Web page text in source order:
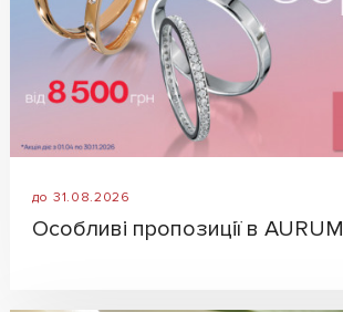
до 31.08.2026
Особливі пропозиції в AURUM